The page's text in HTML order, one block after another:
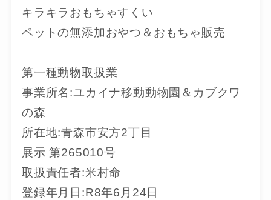
キラキラおもちゃすくい
ペットの無添加おやつ＆おもちゃ販売
第一種動物取扱業
事業所名:ユカイナ移動動物園＆カブクワ
の森
所在地:青森市安方2丁目
展示 第265010号
取扱責任者:米村命
登録年月日:R8年6月24日